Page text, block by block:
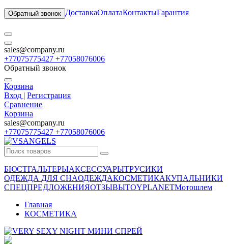
Обратный звонок ДоставкаОплатаКонтактыГарантия
sales@company.ru
+77075775427 +77058076006
Обратный звонок
Корзина
Вход | Регистрация
Сравнение
Корзина
sales@company.ru
+77075775427 +77058076006
БЮСТГАЛЬТЕРЫАКСЕССУАРЫТРУСИКИ
ОДЕЖДА ДЛЯ СНАОДЕЖДАКОСМЕТИКАКУПАЛЬНИКИ
СПЕЦПРЕДЛОЖЕНИЯОТЗЫВЫTOYPLANETМотошлем
Главная
КОСМЕТИКА